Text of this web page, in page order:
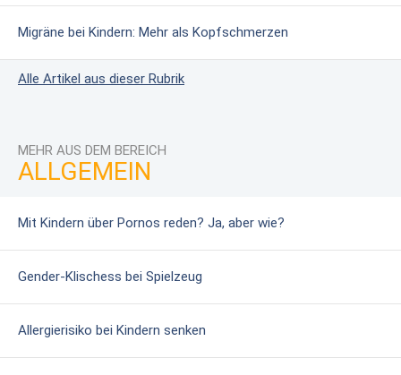
Migräne bei Kindern: Mehr als Kopfschmerzen
Alle Artikel aus dieser Rubrik
MEHR AUS DEM BEREICH
ALLGEMEIN
Mit Kindern über Pornos reden? Ja, aber wie?
Gender-Klischess bei Spielzeug
Allergierisiko bei Kindern senken